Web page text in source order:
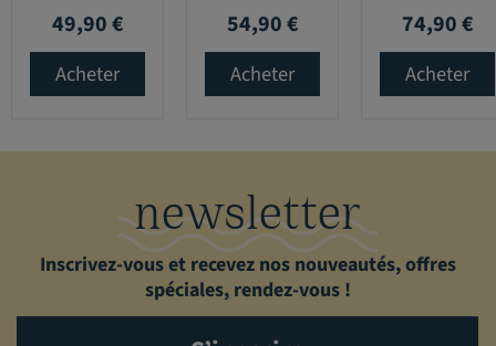
Prix
49,90 €
Acheter
Prix
54,90 €
Acheter
Prix
74,90 €
Acheter
newsletter
Inscrivez-vous et recevez nos nouveautés, offres
spéciales, rendez-vous !